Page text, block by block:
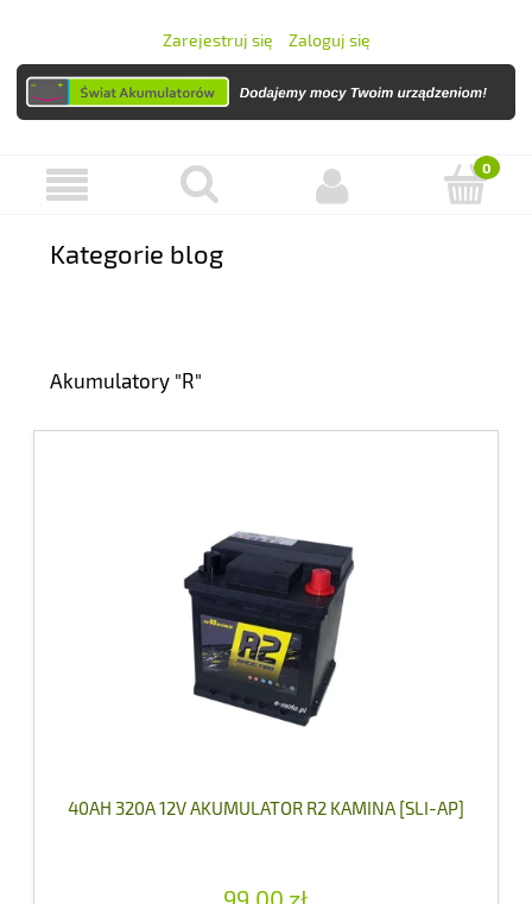
Zarejestruj się Zaloguj się
Kategorie blog
Akumulatory "R"
40AH 320A 12V AKUMULATOR R2 KAMINA [SLI-AP]
99,00 zł